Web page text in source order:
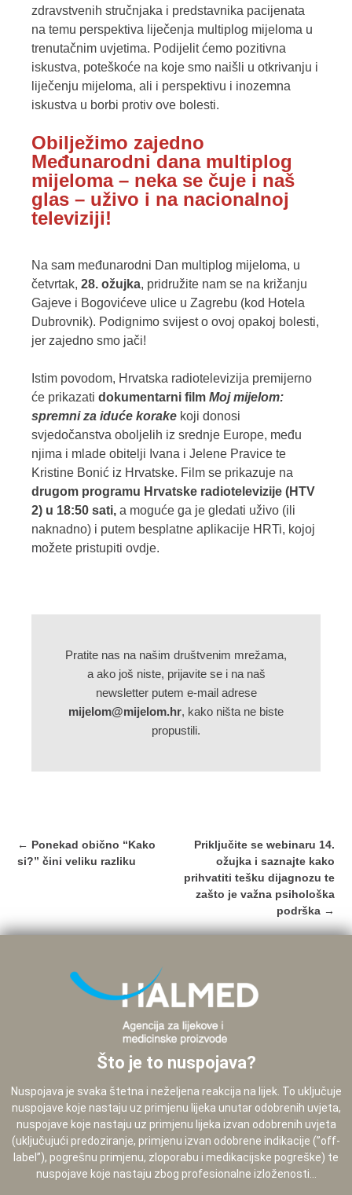
zdravstvenih stručnjaka i predstavnika pacijenata
na temu perspektiva liječenja multiplog mijeloma u
trenutačnim uvjetima. Podijelit ćemo pozitivna
iskustva, poteškoće na koje smo naišli u otkrivanju i
liječenju mijeloma, ali i perspektivu i inozemna
iskustva u borbi protiv ove bolesti.
Obilježimo zajedno
Međunarodni dana multiplog
mijeloma – neka se čuje i naš
glas – uživo i na nacionalnoj
televiziji!
Na sam međunarodni Dan multiplog mijeloma, u
četvrtak, 28. ožujka, pridružite nam se na križanju
Gajeve i Bogovićeve ulice u Zagrebu (kod Hotela
Dubrovnik). Podignimo svijest o ovoj opakoj bolesti,
jer zajedno smo jači!
Istim povodom, Hrvatska radiotelevizija premijerno
će prikazati dokumentarni film Moj mijelom:
spremni za iduće korake koji donosi
svjedočanstva oboljelih iz srednje Europe, među
njima i mlade obitelji Ivana i Jelene Pravice te
Kristine Bonić iz Hrvatske. Film se prikazuje na
drugom programu Hrvatske radiotelevizije (HTV
2) u 18:50 sati, a moguće ga je gledati uživo (ili
naknadno) i putem besplatne aplikacije HRTi, kojoj
možete pristupiti ovdje.
Pratite nas na našim društvenim mrežama,
a ako još niste, prijavite se i na naš
newsletter putem e-mail adrese
mijelom@mijelom.hr, kako ništa ne biste
propustili.
Post
navigation
← Ponekad obično “Kako
si?” čini veliku razliku
Priključite se webinaru 14.
ožujka i saznajte kako
prihvatiti tešku dijagnozu te
zašto je važna psihološka
podrška →
Što je to nuspojava?
Nuspojava je svaka štetna i neželjena reakcija na lijek. To uključuje
nuspojave koje nastaju uz primjenu lijeka unutar odobrenih uvjeta,
nuspojave koje nastaju uz primjenu lijeka izvan odobrenih uvjeta
(uključujući predoziranje, primjenu izvan odobrene indikacije (”off-
label”), pogrešnu primjenu, zloporabu i medikacijske pogreške) te
nuspojave koje nastaju zbog profesionalne izloženosti...